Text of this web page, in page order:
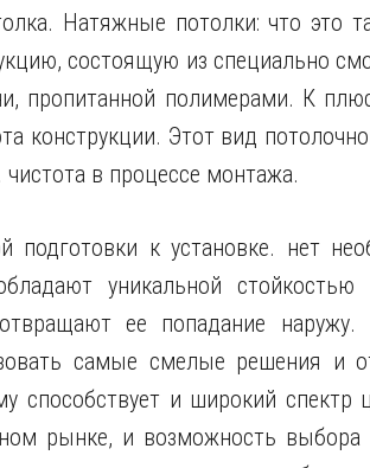
Натяжные потолки: что это
состоящую из специально
пропитанной полимерами. К
конструкции. Этот вид
в процессе монтажа.
подготовки к установке. нет
уникальной
ее попадание наружу.
самые смелые решения и
способствует и широкий спектр
рынке, и возможность выбора